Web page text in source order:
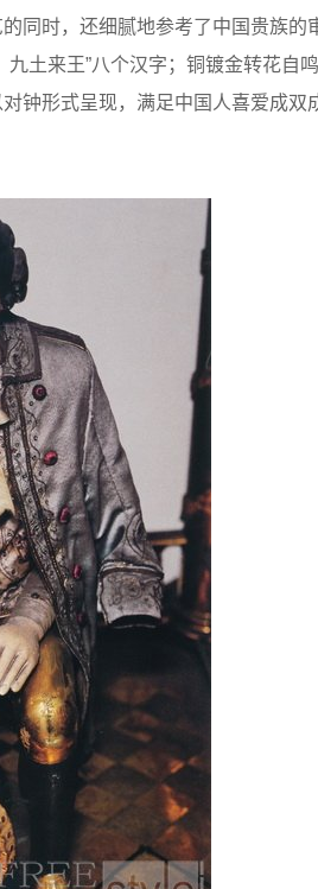
同时，还细腻地参考了中国贵族的
土来王”八个汉字；铜镀金转花自
钟形式呈现，满足中国人喜爱成双